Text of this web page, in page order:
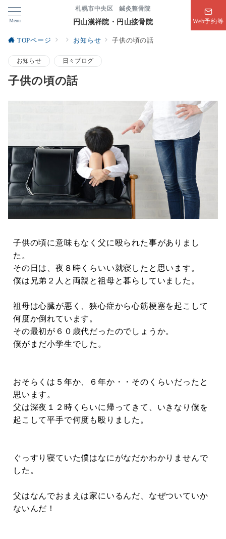
Menu
札幌市中央区 鍼灸整骨院
円山漢祥院・円山接骨院 Web予約等
TOPページ お知らせ 子供の頃の話
お知らせ 日々ブログ
子供の頃の話
子供の頃に意味もなく父に殴られた事がありまし
た。
その日は、夜８時くらいい就寝したと思います。
僕は兄弟２人と両親と祖母と暮らしていました。
祖母は心臓が悪く、狭心症から心筋梗塞を起こして
何度か倒れています。
その最初が６０歳代だったのでしょうか。
僕がまだ小学生でした。
おそらくは５年か、６年か・・そのくらいだったと
思います。
父は深夜１２時くらいに帰ってきて、いきなり僕を
起こして平手で何度も殴りました。
ぐっすり寝ていた僕はなにがなだかわかりませんで
した。
父はなんでおまえは家にいるんだ、なぜついていか
ないんだ！